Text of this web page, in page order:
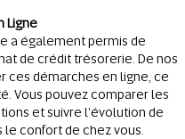
Ligne
a également permis de
de crédit trésorerie. De nos
ces démarches en ligne, ce
Vous pouvez comparer les
et suivre l'évolution de
confort de chez vous.